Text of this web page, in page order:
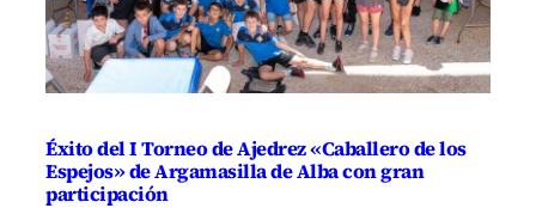
Éxito del I Torneo de Ajedrez «Caballero de los
Espejos» de Argamasilla de Alba con gran
participación